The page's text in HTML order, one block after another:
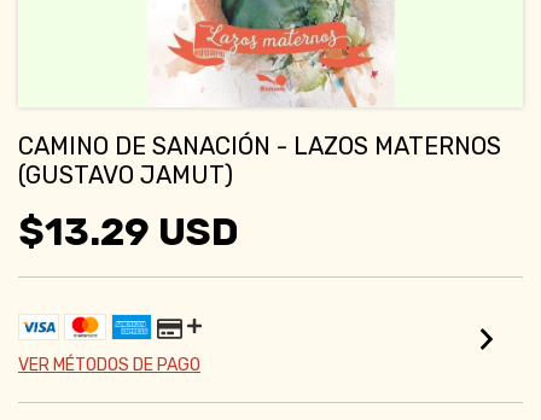
CAMINO DE SANACIÓN - LAZOS MATERNOS
(GUSTAVO JAMUT)
$13.29 USD
VER MÉTODOS DE PAGO